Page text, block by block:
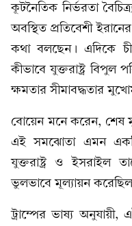
কূটনৈতিক নির্ভরতা
অবস্থিত প্রতিবেশী
কথা বলছেন। এদিকে
কীভাবে যুক্তরাষ্ট্র বিপুল
ক্ষমতার সীমাবদ্ধতার
বোয়েন মনে করেন, শেষ
এই সমঝোতা এমন
যুক্তরাষ্ট্র ও ইসরাইল
ভুলভাবে মূল্যায়ন
ট্রাম্পের ভাষ্য